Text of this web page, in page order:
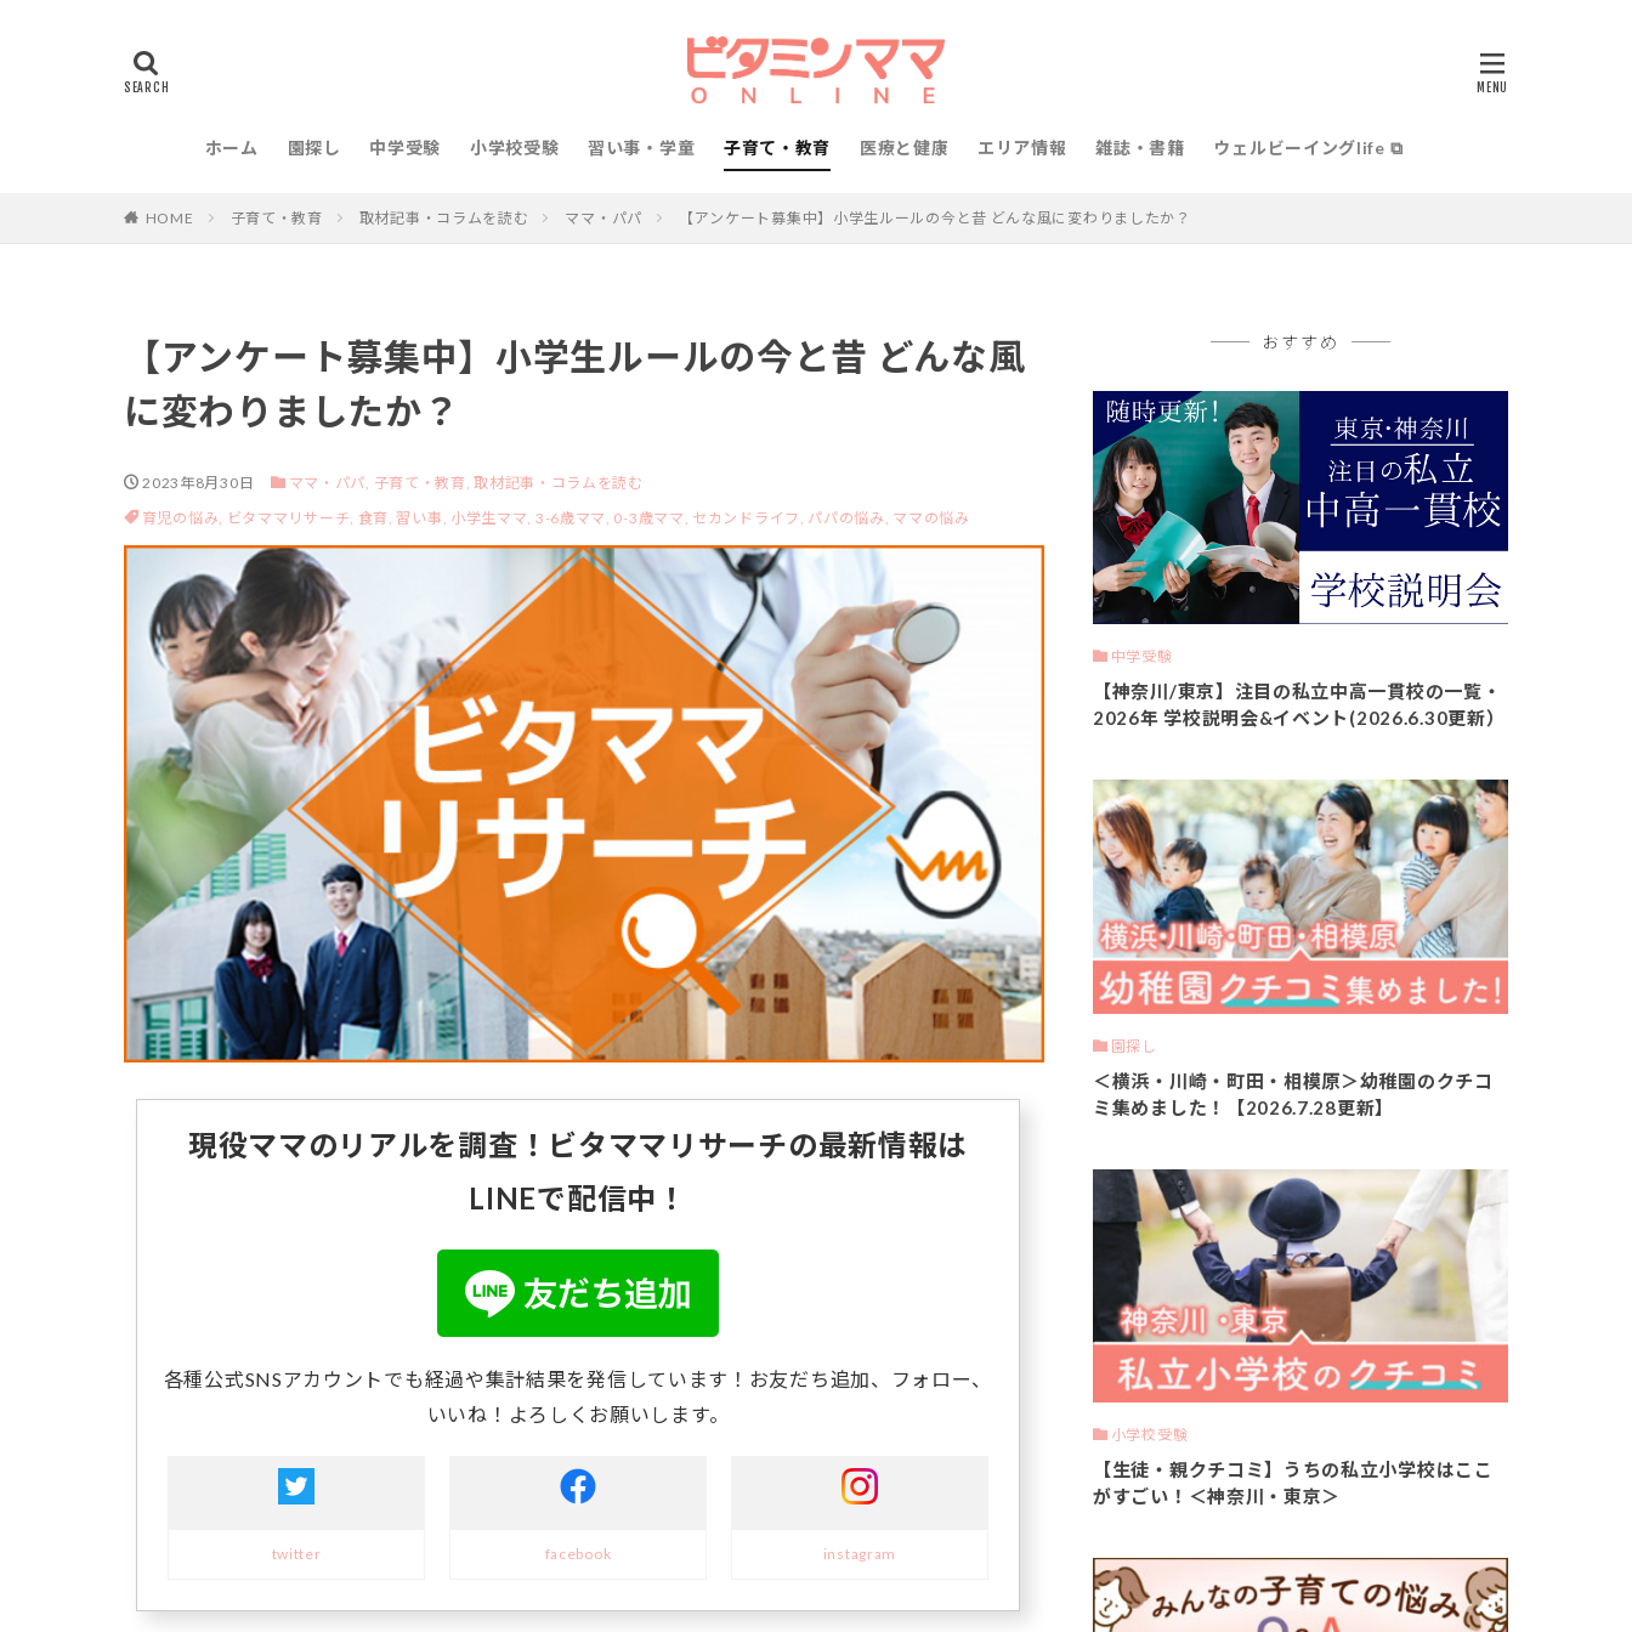
ホーム 園探し 中学受験 小学校受験 習い事・学童 子育て・教育 医療と健康 エリア情報 雑誌・書籍 ウェルビーイングlife ⧉
HOME 子育て・教育 取材記事・コラムを読む ママ・パパ 【アンケート募集中】小学生ルールの今と昔 どんな風に変わりましたか？
【アンケート募集中】小学生ルールの今と昔 どんな風
に変わりましたか？
2023年8月30日 ママ・パパ, 子育て・教育, 取材記事・コラムを読む
育児の悩み, ビタママリサーチ, 食育,習い事, 小学生ママ, 3-6歳ママ, 0-3歳ママ, セカンドライフ, パパの悩み, ママの悩み
現役ママのリアルを調査！ビタママリサーチの最新情報は
LINEで配信中！
各種公式SNSアカウントでも経過や集計結果を発信しています！お友だち追加、フォロー、
いいね！よろしくお願いします。
twitter facebook instagram
おすすめ
中学受験
【神奈川/東京】注目の私立中高一貫校の一覧・
2026年 学校説明会&イベント(2026.6.30更新）
園探し
＜横浜・川崎・町田・相模原＞幼稚園のクチコ
ミ集めました！【2026.7.28更新】
小学校受験
【生徒・親クチコミ】うちの私立小学校はここ
がすごい！＜神奈川・東京＞